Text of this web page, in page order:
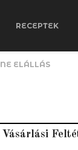
RECEPTEK
ELÁLLÁS
Vásárlási